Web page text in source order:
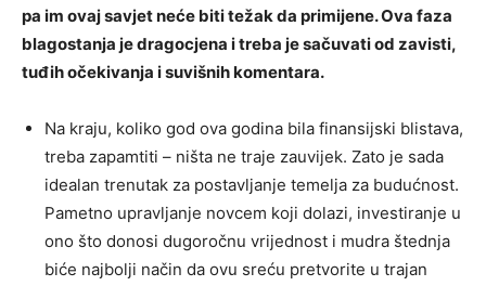
pa im ovaj savjet neće biti težak da primijene. Ova faza
blagostanja je dragocjena i treba je sačuvati od zavisti,
tuđih očekivanja i suvišnih komentara.
Na kraju, koliko god ova godina bila finansijski blistava,
treba zapamtiti – ništa ne traje zauvijek. Zato je sada
idealan trenutak za postavljanje temelja za budućnost.
Pametno upravljanje novcem koji dolazi, investiranje u
ono što donosi dugoročnu vrijednost i mudra štednja
biće najbolji način da ovu sreću pretvorite u trajan